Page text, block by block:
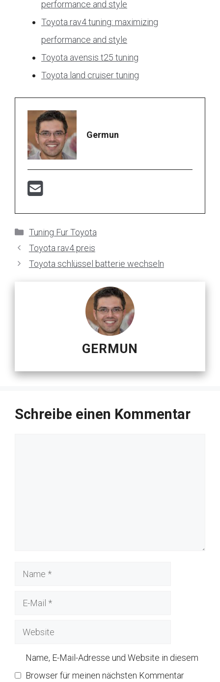
performance and style
Toyota rav4 tuning: maximizing
performance and style
Toyota avensis t25 tuning
Toyota land cruiser tuning
Germun
Kategorien
Tuning Fur Toyota
Toyota rav4 preis
Toyota schlüssel batterie wechseln
GERMUN
Schreibe einen Kommentar
Name
Website
Name, E-Mail-Adresse und Website in diesem
Browser für meinen nächsten Kommentar